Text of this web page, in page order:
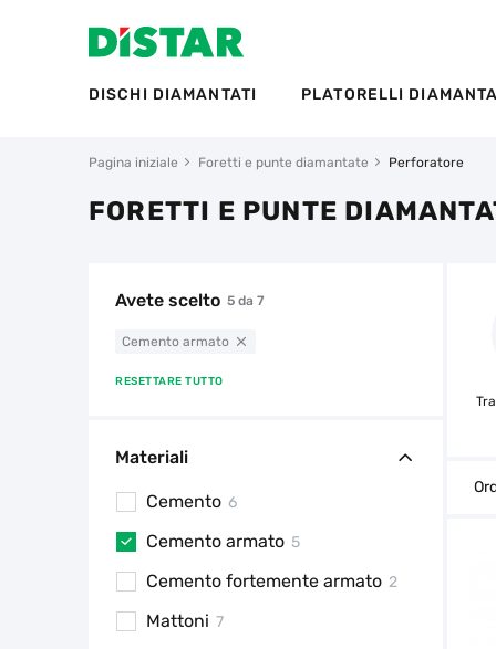
DISCHI DIAMANTATI PLATORELLI
Pagina iniziale Foretti e punte diamantate Perforatore
FORETTI E PUNTE
Avete scelto 5 da 7
Cemento armato
RESETTARE TUTTO
Materiali
Cemento 6
Cemento armato 5
Cemento fortemente armato 2
Mattoni 7